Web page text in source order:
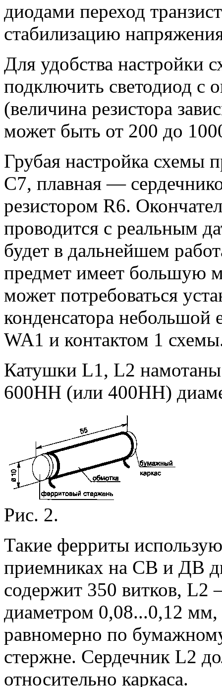
диодами переход
стабилизацию
Для удобства настройки
подключить светодиод с
(величина резистора
может быть от 200 до
Грубая настройка схемы
С7, плавная —
резистором R6.
проводится с реальным
будет в дальнейшем
предмет имеет большую
может потребоваться
конденсатора
WA1 и контактом 1
Катушки L1, L2
600НН (или 400НН)
Рис. 2.
Такие ферриты
приемниках на СВ и ДВ
содержит 350 витков,
диаметром 0,08...0,12 мм,
равномерно по
стержне. Сердечник L2
относительно каркаса.